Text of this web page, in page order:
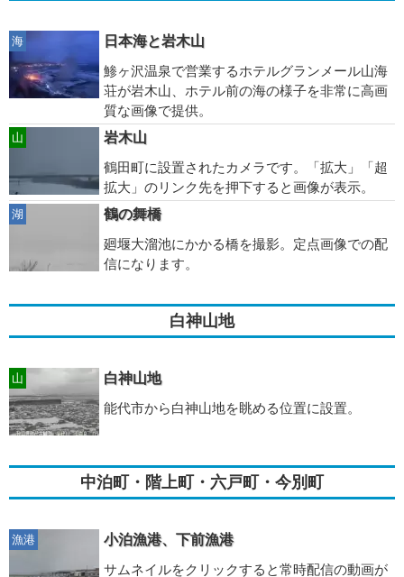
海
日本海と岩木山
鯵ヶ沢温泉で営業するホテルグランメール山海
荘が岩木山、ホテル前の海の様子を非常に高画
質な画像で提供。
山
岩木山
鶴田町に設置されたカメラです。「拡大」「超
拡大」のリンク先を押下すると画像が表示。
湖
鶴の舞橋
廻堰大溜池にかかる橋を撮影。定点画像での配
信になります。
白神山地
山
白神山地
能代市から白神山地を眺める位置に設置。
中泊町・階上町・六戸町・今別町
漁港
小泊漁港、下前漁港
サムネイルをクリックすると常時配信の動画が